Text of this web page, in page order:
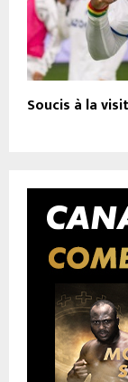
Soucis à la